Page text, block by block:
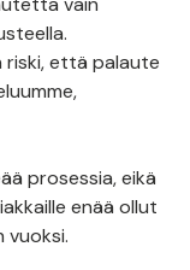
että palaute
prosessia, eikä
enää ollut
vuoksi.